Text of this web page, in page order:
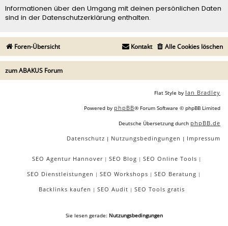
Informationen über den Umgang mit deinen persönlichen Daten
sind in der Datenschutzerklärung enthalten.
Foren-Übersicht Alle Cookies löschen
Kontakt
zum ABAKUS Forum
Flat Style by Ian Bradley
Powered by phpBB® Forum Software © phpBB Limited
Deutsche Übersetzung durch phpBB.de
Datenschutz | Nutzungsbedingungen | Impressum
SEO Agentur Hannover| SEO Blog | SEO Online Tools |
SEO Dienstleistungen | SEO Workshops | SEO Beratung |
Backlinks kaufen | SEO Audit | SEO Tools gratis
Sie lesen gerade: Nutzungsbedingungen